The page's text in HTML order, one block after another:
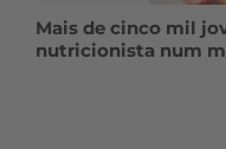
Mais de cinco mil
nutricionista num